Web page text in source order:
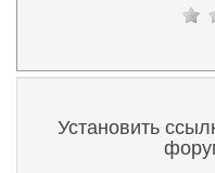
Установить